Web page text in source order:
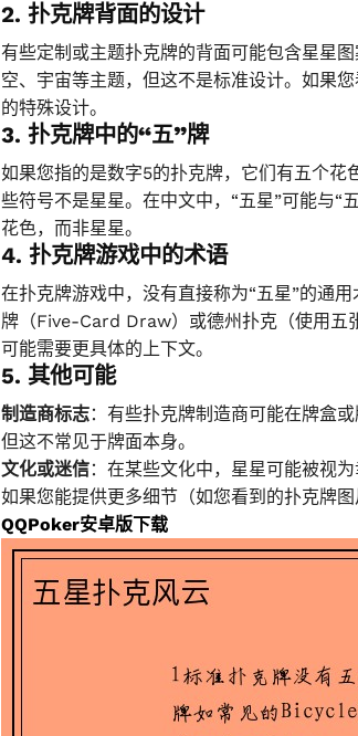
2. 扑克牌背面的设计
有些定制或主题扑克牌的背面可能包含星星
空、宇宙等主题，但这不是标准设计。如果
的特殊设计。
3. 扑克牌中的“五”牌
如果您指的是数字5的扑克牌，它们有五个
些符号不是星星。在中文中，“五星”可能与“
花色，而非星星。
4. 扑克牌游戏中的术语
在扑克牌游戏中，没有直接称为“五星”的通
牌（Five-Card Draw）或德州扑克（使用五
可能需要更具体的上下文。
5. 其他可能
制造商标志：有些扑克牌制造商可能在牌盒
但这不常见于牌面本身。
文化或迷信：在某些文化中，星星可能被视
如果您能提供更多细节（如您看到的扑克牌
QQPoker安卓版下载